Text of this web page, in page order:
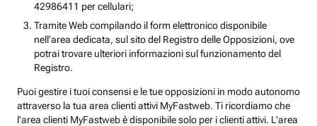
42986411 per cellulari;
Tramite Web compilando il form elettronico disponibile
nell’area dedicata, sul sito del Registro delle Opposizioni, ove
potrai trovare ulteriori informazioni sul funzionamento del
Registro.
Puoi gestire i tuoi consensi e le tue opposizioni in modo autonomo
attraverso la tua area clienti attivi MyFastweb. Ti ricordiamo che
l’area clienti MyFastweb è disponibile solo per i clienti attivi. L’area